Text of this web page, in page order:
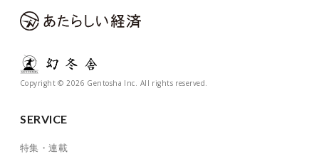
Copyright © 2026 Gentosha Inc. All rights reserved.
SERVICE
特集・連載